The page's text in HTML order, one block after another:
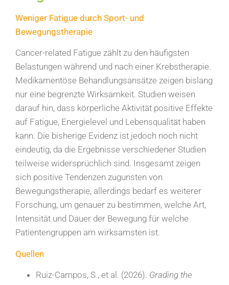
Weniger Fatigue durch Sport- und
Bewegungstherapie
Cancer-related Fatigue zählt zu den häufigsten
Belastungen während und nach einer Krebstherapie.
Medikamentöse Behandlungsansätze zeigen bislang
nur eine begrenzte Wirksamkeit. Studien weisen
darauf hin, dass körperliche Aktivität positive Effekte
auf Fatigue, Energielevel und Lebensqualität haben
kann. Die bisherige Evidenz ist jedoch noch nicht
eindeutig, da die Ergebnisse verschiedener Studien
teilweise widersprüchlich sind. Insgesamt zeigen
sich positive Tendenzen zugunsten von
Bewegungstherapie, allerdings bedarf es weiterer
Forschung, um genauer zu bestimmen, welche Art,
Intensität und Dauer der Bewegung für welche
Patientengruppen am wirksamsten ist.
Quellen
Ruiz-Campos, S., et al. (2026). Grading the